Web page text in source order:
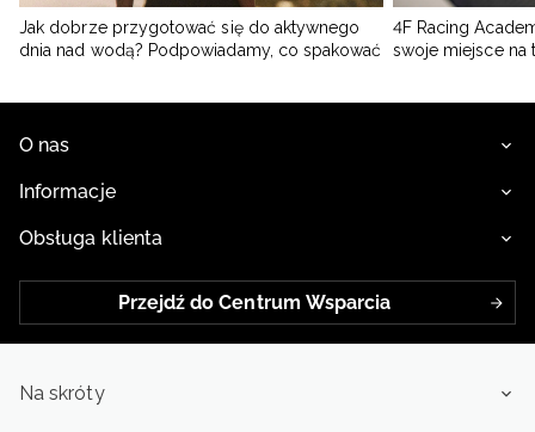
Jak dobrze przygotować się do aktywnego
dnia nad wodą? Podpowiadamy, co spakować
4F Racing
swoje miejsce na
O nas
Informacje
Obsługa klienta
Przejdź do Centrum Wsparcia
Na skróty